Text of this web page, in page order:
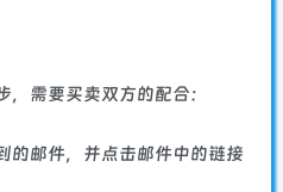
需要买卖双方的配合：
的邮件，并点击邮件中的链接